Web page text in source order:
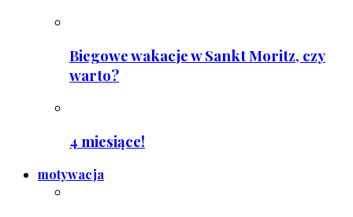
Biegowe wakacje w Sankt Moritz, czy
warto?
4 miesiące!
motywacja